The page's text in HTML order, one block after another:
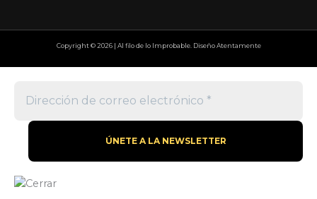
Copyright © 2026 | Al filo de lo Improbable. Diseño Atentamente